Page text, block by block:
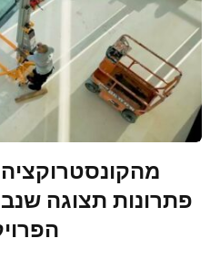
פתרונות תצוגה